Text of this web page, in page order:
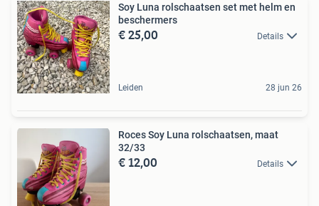
Soy Luna rolschaatsen set met helm en
beschermers
€ 25,00 Details
Leiden 28 jun 26
Roces Soy Luna rolschaatsen, maat
32/33
€ 12,00 Details